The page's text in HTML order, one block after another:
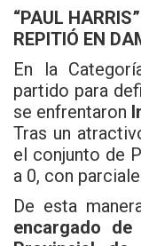
“PAUL HARRIS”
REPITIÓ EN
En la
partido para
se enfrentaron
Tras un
el conjunto de
a 0, con
De esta
encargado